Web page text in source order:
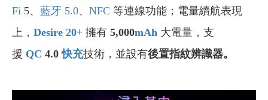
Fi 5、 藍牙 5.0、 NFC 等連線功能；電量續航表現
上， Desire 20+ 擁有 5,000mAh 大電量，支
援 QC 4.0快充技術，並設有後置指紋辨識器。